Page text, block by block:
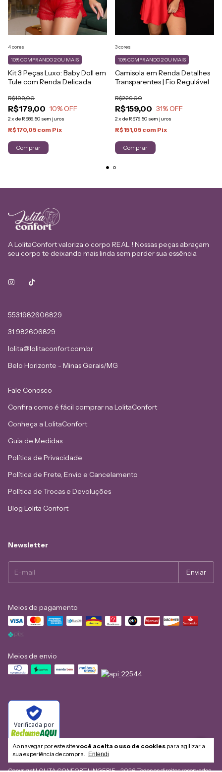
Ao navegar por este sitevocê aceita o uso de cookies para agilizar a
sua experiência de compra.
Entendi
Kit 3 Peças Luxo: Baby Doll em
Tule com Renda Delicada
R$179,00
R$199,00
10% OFF
2x de R$89,50 sem juros
10%COMPRANDO 2 OU MAIS
R$170,05 com Pix
4 cores
Comprar
Camisola em Renda Detalhes
Transparentes | Fio Regulável
R$159,00
R$229,00
31% OFF
2x de R$79,50 sem juros
10%COMPRANDO 2 OU MAIS
R$151,05 com Pix
3 cores
Comprar
A LolitaConfort valoriza o corpo REAL ! Nossas peças abraçam
seu corpo te deixando mais linda sem perder sua essência.
5531982606829
31 982606829
lolita@lolitaconfort.com.br
Belo Horizonte - Minas Gerais/MG
Fale Conosco
Confira como é fácil comprar na LolitaConfort
Conheça a LolitaConfort
Guia de Medidas
Política de Privacidade
Política de Frete, Envio e Cancelamento
Política de Trocas e Devoluções
Blog Lolita Confort
Newsletter
Meios de pagamento
Meios de envio
Verificada por
Copyright LOLITA CONFORT LINGERIE - 2026. Todos os direitos reservados.